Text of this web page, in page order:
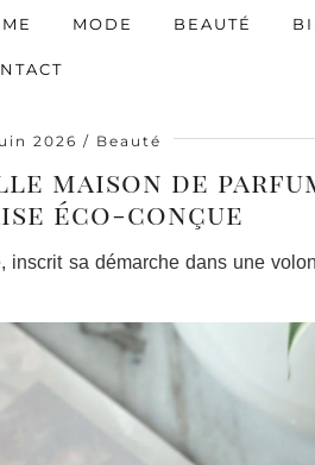
MODE BEAUTÉ
2026 Beauté
maison de
éco-conçue
sa démarche dans une